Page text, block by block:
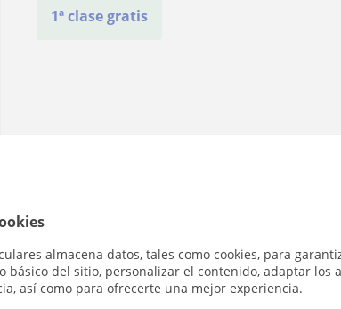
almacena datos, tales como cookies, para
básico del sitio, personalizar el contenido, adaptar los
así como para ofrecerte una mejor experiencia.
1ª clase gratis
¿Hay algún error en este perfil?Cuéntanos